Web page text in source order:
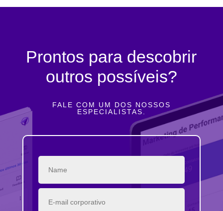
Prontos para descobrir
outros possíveis?
FALE COM UM DOS NOSSOS
ESPECIALISTAS.